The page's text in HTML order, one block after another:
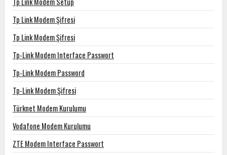
Tp Link Modem Şifresi
Tp Link Modem Şifresi
Tp-Link Modem Interface Passwort
Tp-Link Modem Password
Tp-Link Modem Şifresi
Türknet Modem Kurulumu
Vodafone Modem Kurulumu
ZTE Modem Interface Passwort